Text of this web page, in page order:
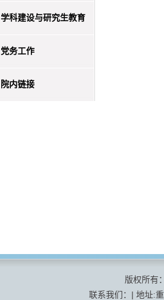
学科建设与研究生教育
党务工作
院内链接
版权所有
联系我们：| 地址: